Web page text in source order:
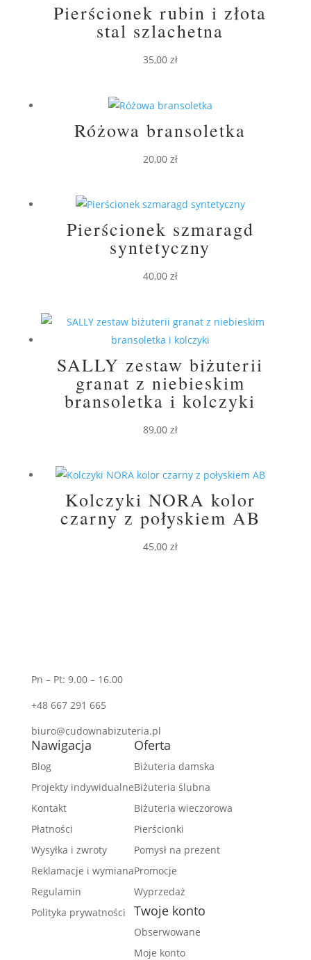
Pierścionek rubin i złota
stal szlachetna
35,00 zł
Różowa bransoletka
20,00 zł
Pierścionek szmaragd
syntetyczny
40,00 zł
SALLY zestaw biżuterii
granat z niebieskim
bransoletka i kolczyki
89,00 zł
Kolczyki NORA kolor
czarny z połyskiem AB
45,00 zł
Pn – Pt: 9.00 – 16.00
+48 667 291 665
biuro@cudownabizuteria.pl
Nawigacja
Blog
Projekty indywidualne
Kontakt
Płatności
Wysyłka i zwroty
Reklamacje i wymiana
Regulamin
Polityka prywatności
Oferta
Biżuteria damska
Biżuteria ślubna
Biżuteria wieczorowa
Pierścionki
Pomysł na prezent
Promocje
Wyprzedaż
Twoje konto
Obserwowane
Moje konto